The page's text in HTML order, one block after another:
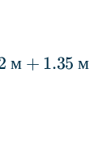
\text{
м + 1.35 м
м}